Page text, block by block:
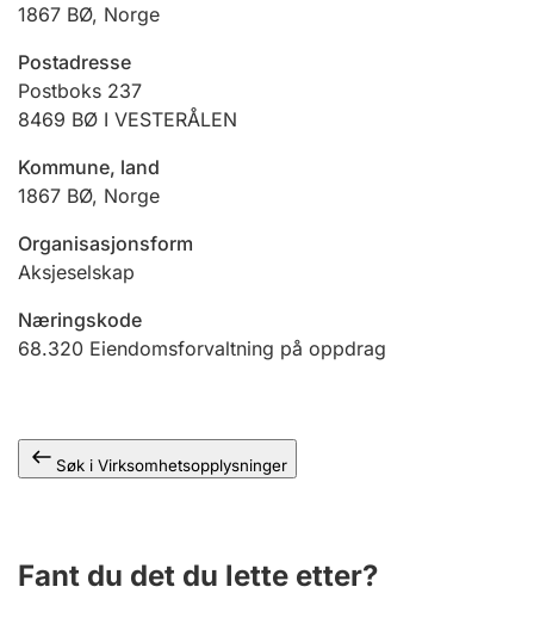
Ektepaktveileder
Andre tema
1867 BØ, Norge
Postadresse
Postboks 237
8469 BØ I VESTERÅLEN
Kommune, land
1867 BØ, Norge
Organisasjonsform
Aksjeselskap
Næringskode
68.320 Eiendomsforvaltning på oppdrag
Søk i Virksomhetsopplysninger
Fant du det du lette etter?